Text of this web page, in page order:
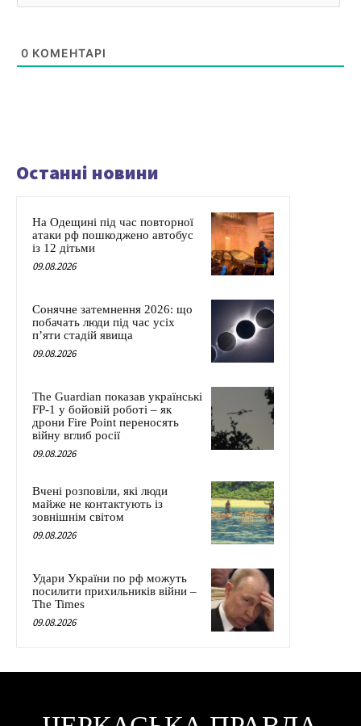
0 КОМЕНТАРІ
Останні новини
На Одещині під час повторної
атаки рф пошкоджено автобус
із 12 дітьми
09.08.2026
Сонячне затемнення 2026: що
побачать люди під час усіх
п’яти стадій явища
09.08.2026
The Guardian показав українські
FP-1 у бойовій роботі – як
дрони Fire Point переносять
війну вглиб росії
09.08.2026
Вчені розповіли, які люди
майже не контактують із
зовнішнім світом
09.08.2026
Удари України по рф можуть
посилити прихильників війни –
The Times
09.08.2026